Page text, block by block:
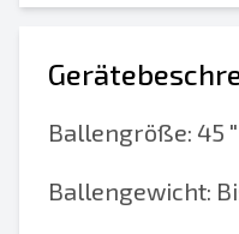
Ballengröße: 45
Ballengewicht: